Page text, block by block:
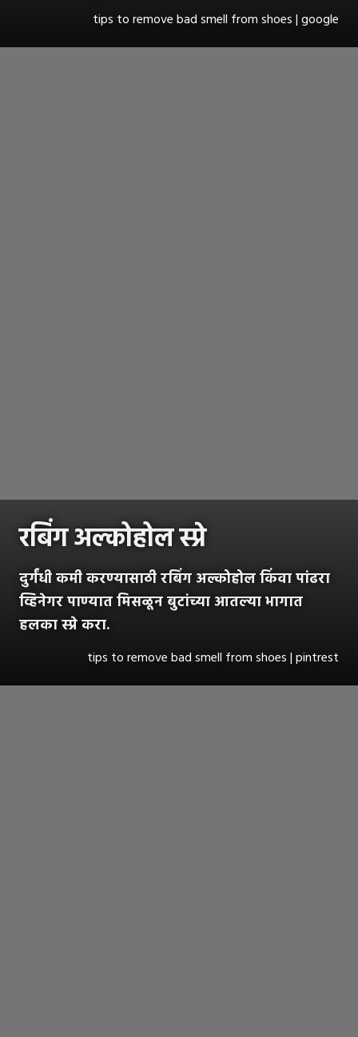
tips to remove bad smell from shoes | google
रबिंगअल्कोहोल स्प्रे
दुर्गंधी कमी करण्यासाठी रबिंग अल्कोहोल किंवा पांढरा
व्हिनेगर पाण्यात मिसळून बुटांच्या आतल्या भागात
हलका स्प्रे करा.
tips to remove bad smell from shoes | pintrest